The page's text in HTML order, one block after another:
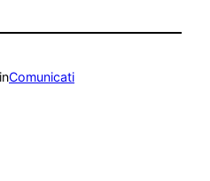
inComunicati